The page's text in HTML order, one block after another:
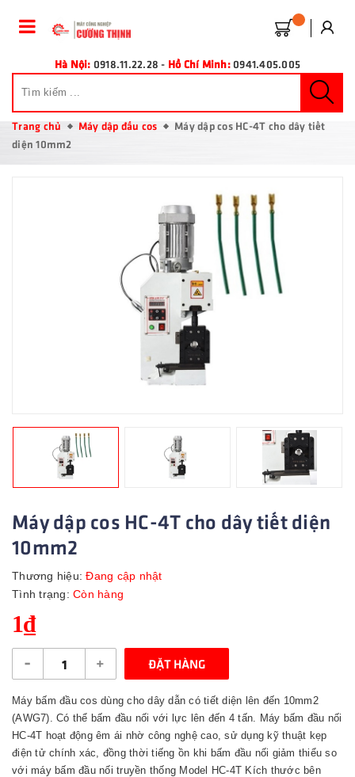
Hà Nội: 0918.11.22.28 - Hồ Chí Minh: 0941.405.005
Trang chủ Máy dập đầu cos
Máy dập cos HC-4T cho dây tiết
diện 10mm2
Máy dập cos HC-4T cho dây tiết diện
10mm2
Thương hiệu: Đang cập nhật
Tình trạng: Còn hàng
1₫
- + ĐẶT HÀNG
Máy bấm đầu cos dùng cho dây dẫn có tiết diện lên đến 10mm2
(AWG7). Có thể bấm đầu nối với lực lên đến 4 tấn. Máy bấm đầu nối
HC-4T hoạt động êm ái nhờ công nghệ cao, sử dụng kỹ thuật kẹp
điện tử chính xác, đồng thời tiếng ồn khi bấm đầu nối giảm thiểu so
với máy bấm đầu nối truyền thống Model HC-4T Kích thước bên